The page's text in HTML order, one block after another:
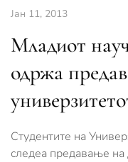
Јан 11, 2013
Младиот
одржа
Студентите на
следеа предавање на